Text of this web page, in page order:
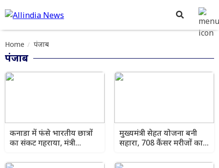
Home पंजाब
पंजाब
कनाडा में फंसे भारतीय छात्रों
का संकट गहराया, मंत्री
मांगा तुरंत हस्तक्षेप
मुख्यमंत्री सेहत योजना बनी
सहारा, 708 कैंसर मरीजों का
कैशलेस इलाज